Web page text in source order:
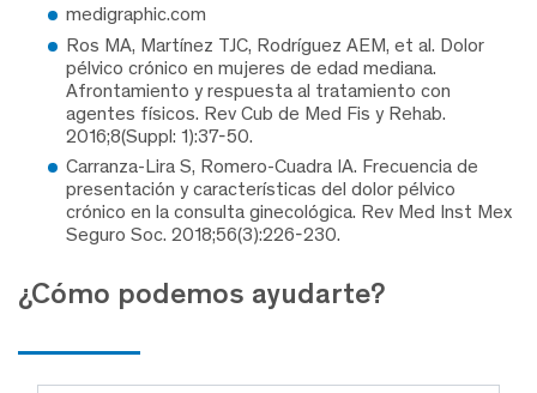
medigraphic.com
Ros MA, Martínez TJC, Rodríguez AEM, et al. Dolor
pélvico crónico en mujeres de edad mediana.
Afrontamiento y respuesta al tratamiento con
agentes físicos. Rev Cub de Med Fis y Rehab.
2016;8(Suppl: 1):37-50.
Carranza-Lira S, Romero-Cuadra IA. Frecuencia de
presentación y características del dolor pélvico
crónico en la consulta ginecológica. Rev Med Inst Mex
Seguro Soc. 2018;56(3):226-230.
¿Cómo podemos ayudarte?